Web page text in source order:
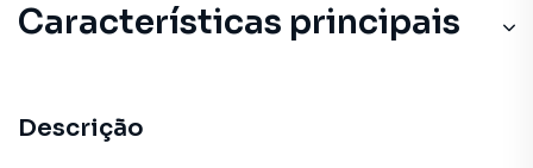
Características principais
Descrição